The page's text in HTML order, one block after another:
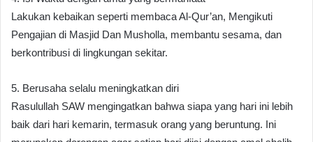
Lakukan kebaikan seperti membaca Al-Qur’an, Mengikuti
Pengajian di Masjid Dan Musholla, membantu sesama, dan
berkontribusi di lingkungan sekitar.
5. Berusaha selalu meningkatkan diri
Rasulullah SAW mengingatkan bahwa siapa yang hari ini lebih
baik dari hari kemarin, termasuk orang yang beruntung. Ini